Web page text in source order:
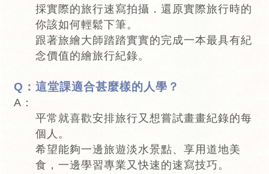
採實際的旅行速寫拍攝．還原實際旅行時的
你該如何輕鬆下筆。
跟著旅繪大師踏踏實實的完成一本最具有紀
念價值的繪旅行紀錄。
Q：這堂課適合甚麼樣的人學？
A：
平常就喜歡安排旅行又想嘗試畫畫紀錄的每
個人。
希望能夠一邊旅遊淡水景點、享用道地美
食，一邊學習專業又快速的速寫技巧。